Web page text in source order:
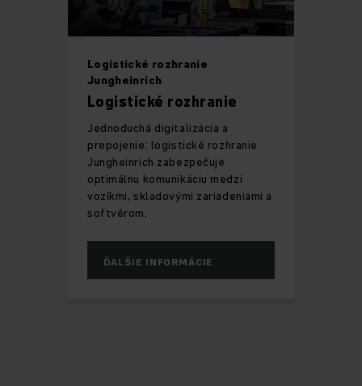
Logistické rozhranie
Jungheinrich
Logistické rozhranie
Jednoduchá digitalizácia a
prepojenie: logistické rozhranie
Jungheinrich zabezpečuje
optimálnu komunikáciu medzi
vozíkmi, skladovými zariadeniami a
softvérom.
ĎALŠIE INFORMÁCIE